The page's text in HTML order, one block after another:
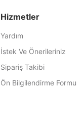
Hizmetler
Yardım
İstek Ve Önerileriniz
Sipariş Takibi
Ön Bilgilendirme Formu